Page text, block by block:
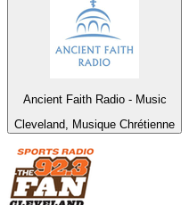
Ancient Faith Radio - Music
Cleveland, Musique Chrétienne